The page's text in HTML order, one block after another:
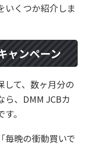
いくつか紹介しま
ャンペーン
して、数ヶ月分の
ら、DMM JCBカ
。
毎晩の衝動買いで